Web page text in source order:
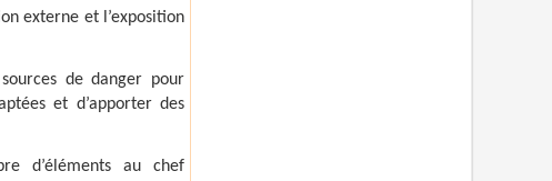
externe et l’exposition
de danger pour
et d’apporter des
d’éléments au chef